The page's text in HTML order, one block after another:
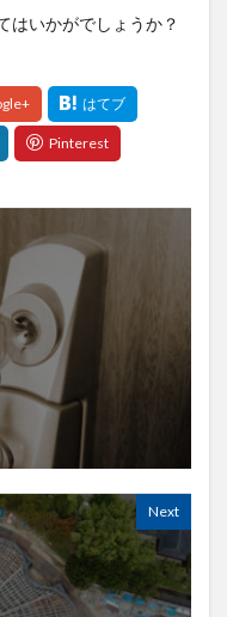
はいかがでしょうか？
Next